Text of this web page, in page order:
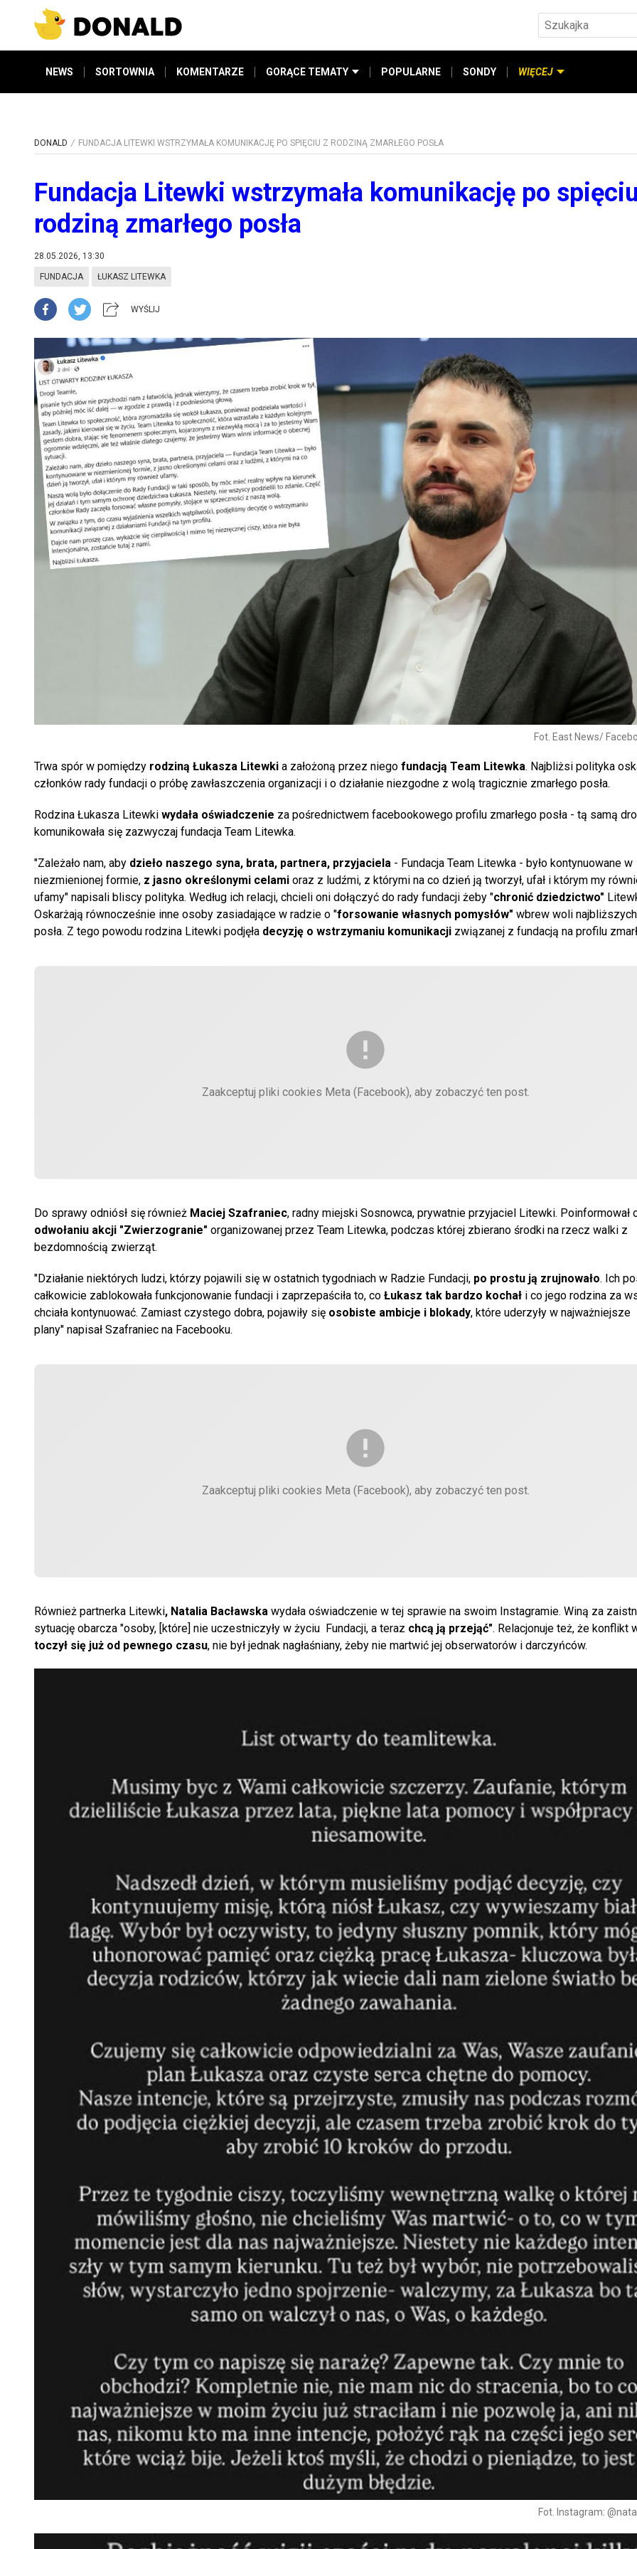
NEWS SORTOWNIA KOMENTARZE GORĄCE TEMATY POPULARNE SONDY WIĘCEJ
DONALD FUNDACJA LITEWKI WSTRZYMAŁA KOMUNIKACJĘ PO SPIĘCIU Z RODZINĄ ZMARŁEGO POSŁA
Fundacja Litewki wstrzymała komunikację po
rodziną zmarłego posła
28.05.2026, 13:30
FUNDACJA ŁUKASZ LITEWKA
WYŚLIJ
Fot. East News/
Trwa spór w pomiędzy rodziną Łukasza Litewki a założoną przez niego fundacją Team Litewka. Najbliżsi polityka
członków rady fundacji o próbę zawłaszczenia organizacji i o działanie niezgodne z wolą tragicznie zmarłego posła.
Rodzina Łukasza Litewki wydała oświadczenie za pośrednictwem facebookowego profilu zmarłego posła - tą samą
komunikowała się zazwyczaj fundacja Team Litewka.
"Zależało nam, aby dzieło naszego syna, brata, partnera, przyjaciela - Fundacja Team Litewka - było kontynuowane w
niezmienionej formie, z jasno określonymi celami oraz z ludźmi, z którymi na co dzień ją tworzył, ufał i którym my
ufamy" napisali bliscy polityka. Według ich relacji, chcieli oni dołączyć do rady fundacji żeby "chronić dziedzictwo"
Oskarżają równocześnie inne osoby zasiadające w radzie o "forsowanie własnych pomysłów" wbrew woli
posła. Z tego powodu rodzina Litewki podjęła decyzję o wstrzymaniu komunikacji związanej z fundacją na profilu
Zaakceptuj pliki cookies Meta (Facebook), aby zobaczyć ten post.
Do sprawy odniósł się również Maciej Szafraniec, radny miejski Sosnowca, prywatnie przyjaciel Litewki. Poinformował
odwołaniu akcji "Zwierzogranie" organizowanej przez Team Litewka, podczas której zbierano środki na rzecz walki z
bezdomnością zwierząt.
"Działanie niektórych ludzi, którzy pojawili się w ostatnich tygodniach w Radzie Fundacji, po prostu ją zrujnowało. Ich
całkowicie zablokowała funkcjonowanie fundacji i zaprzepaściła to, co Łukasz tak bardzo kochał i co jego rodzina za
chciała kontynuować. Zamiast czystego dobra, pojawiły się osobiste ambicje i blokady, które uderzyły w najważniejsze
plany" napisał Szafraniec na Facebooku.
Zaakceptuj pliki cookies Meta (Facebook), aby zobaczyć ten post.
Również partnerka Litewki, Natalia Bacławska wydała oświadczenie w tej sprawie na swoim Instagramie. Winą za
sytuację obarcza "osoby, [które] nie uczestniczyły w życiu Fundacji, a teraz chcą ją przejąć". Relacjonuje też, że konflikt
toczył się już od pewnego czasu, nie był jednak nagłaśniany, żeby nie martwić jej obserwatorów i darczyńców.
Fot. Instagram: